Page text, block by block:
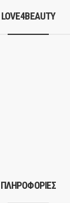
LOVE4BEAUTY
ΠΛΗΡΟΦΟΡΙΕΣ